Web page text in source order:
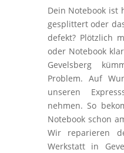
Dein Notebook ist
gesplittert oder
defekt? Plötzlich
oder Notebook
Gevelsberg
Problem. Auf
unseren
nehmen. So
Notebook schon
Wir reparieren
Werkstatt in